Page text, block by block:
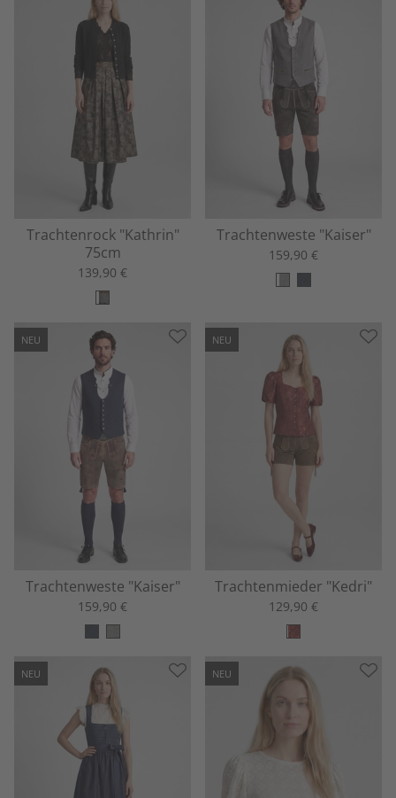
Trachtenrock "Kathrin"
75cm
139,90 €
Trachtenweste "Kaiser"
159,90 €
NEU
Trachtenweste "Kaiser"
159,90 €
NEU
Trachtenmieder "Kedri"
129,90 €
NEU NEU